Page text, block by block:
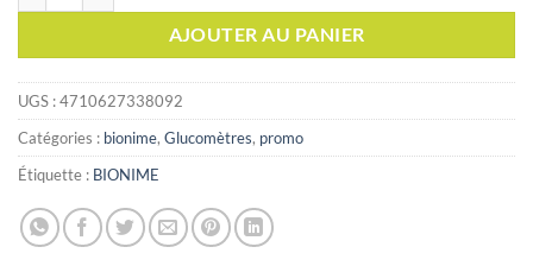
était :
د.ت 40,000.
est :
AJOUTER AU PANIER
UGS :4710627338092
Catégories : bionime, Glucomètres, promo
Étiquette : BIONIME